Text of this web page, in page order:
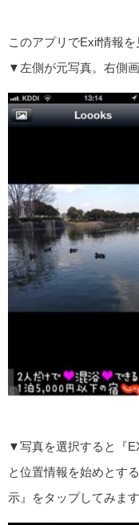
このアプリでExif情報を
▼左側が元写真。右側
▼写真を選択すると『
と位置情報を始めとす
示』をタップしてみます